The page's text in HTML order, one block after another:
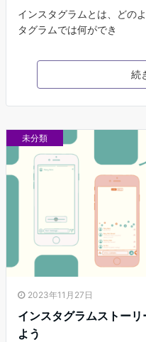
インスタグラムとは、どの
タグラムでは何ができ
続
未分類
2023年11月27日
インスタグラムストー
よう